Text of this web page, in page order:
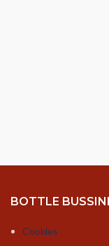
BOTTLE
Cookies